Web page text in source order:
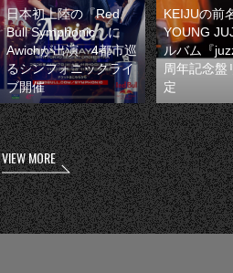
日本初上陸の『Red
Bull Symphonic』に
Awichが出演 4都市巡
るシンフォニックライ
ブ開催
KEIJUの前
YOUNG
ルバム『
周年記念盤
定
VIEW MORE